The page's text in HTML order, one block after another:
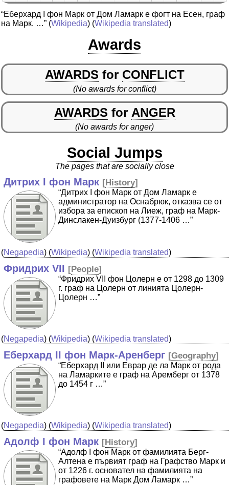
“Еберхард I фон Марк от Дом Ламарк е фогт на Есен, граф
на Марк. …” (Wikipedia) (Wikipedia translated)
Awards
AWARDS for CONFLICT
(No awards for conflict)
AWARDS for ANGER
(No awards for anger)
Social Jumps
The pages that are socially close
Дитрих I фон Марк [History]
“Дитрих I фон Марк от Дом Ламарк е
администратор на Оснабрюк, отказва се от
избора за епископ на Лиеж, граф на Марк-
Динслакен-Дуизбург (1377-1406 …”
(Negapedia) (Wikipedia) (Wikipedia translated)
Фридрих VII [People]
“Фридрих VII фон Цолерн е от 1298 до 1309
г. граф на Цолерн от линията Цолерн-
Цолерн …”
(Negapedia) (Wikipedia) (Wikipedia translated)
Еберхард II фон Марк-Аренберг [Geography]
“Еберхард II или Еврар де ла Марк от рода
на Ламарките е граф на Аремберг от 1378
до 1454 г …”
(Negapedia) (Wikipedia) (Wikipedia translated)
Адолф I фон Марк [History]
“Адолф I фон Марк от фамилията Берг-
Алтена е първият граф на Графство Марк и
от 1226 г. основател на фамилията на
графовете на Марк Дом Ламарк …”